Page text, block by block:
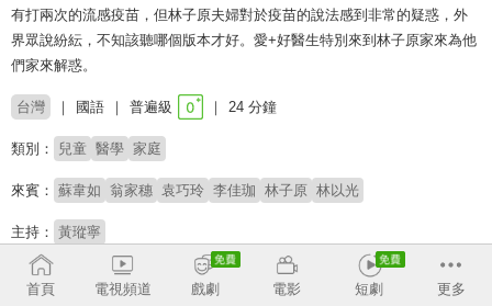
有打兩次的流感疫苗，但林子原夫婦對於疫苗的說法感到非常的疑惑，外
界眾說紛紜，不知該聽哪個版本才好。愛+好醫生特別來到林子原家來為他
們家來解惑。
台灣 國語 普遍級 24 分鐘
類別： 兒童 醫學 家庭
來賓： 蘇韋如 翁家穗 袁巧玲 李佳珈 林子原 林以光
主持： 黃瑽寧
# 健康保健
首頁
電視頻道 戲劇 電影 短劇 更多